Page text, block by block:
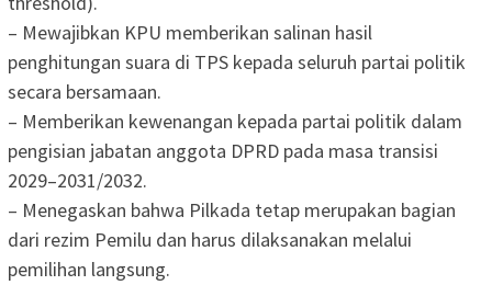
– Mewajibkan KPU memberikan salinan hasil
penghitungan suara di TPS kepada seluruh partai politik
secara bersamaan.
– Memberikan kewenangan kepada partai politik dalam
pengisian jabatan anggota DPRD pada masa transisi
2029–2031/2032.
– Menegaskan bahwa Pilkada tetap merupakan bagian
dari rezim Pemilu dan harus dilaksanakan melalui
pemilihan langsung.